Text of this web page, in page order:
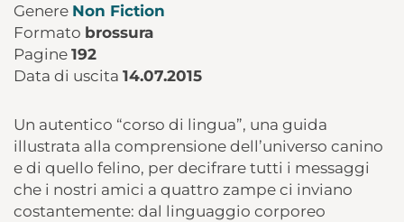
Genere Non Fiction
Formato brossura
Pagine 192
Data di uscita 14.07.2015
Un autentico “corso di lingua”, una guida
illustrata alla comprensione dell’universo canino
e di quello felino, per decifrare tutti i messaggi
che i nostri amici a quattro zampe ci inviano
costantemente: dal linguaggio corporeo